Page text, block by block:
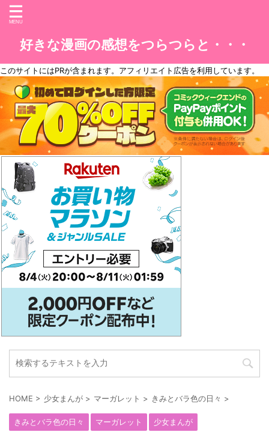
好きな漫画の感想をつらつらと・・・
このサイトにはPRが含まれます。アフィリエイト広告を利用しています。
HOME > 少女まんが > マーガレット > きみとバラ色の日々 >
きみとバラ色の日々 マーガレット 少女まんが